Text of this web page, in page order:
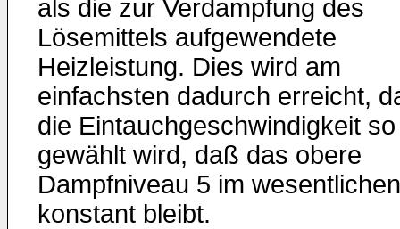
als die zur Verdampfung des
Lösemittels aufgewendete
Heizleistung. Dies wird am
einfachsten dadurch erreicht,
die Eintauchgeschwindigkeit so
gewählt wird, daß das obere
Dampfniveau 5 im wesentlichen
konstant bleibt.